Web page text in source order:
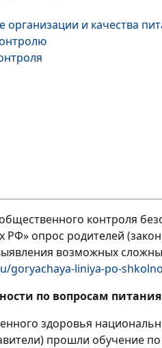
и качества
контроля
РФ» опрос родителей
возможных
goryachaya-liniya-po-
по вопросам
здоровья
прошли обучение